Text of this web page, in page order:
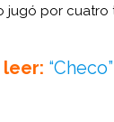
jugó por
leer: